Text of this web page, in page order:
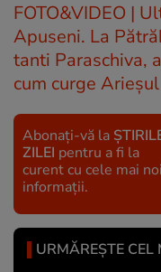
FOTO&VIDEO |
Apuseni. La
tanti Paraschiva,
cum curge Arieșul
Abonați-vă la
ZILEI pentru a fi la
curent cu cele mai noi
informații.
URMĂREȘTE